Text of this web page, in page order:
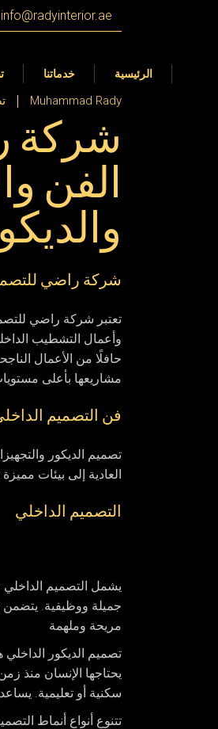
info@radyinterior.ae
الرئيسية خدماتنا
التصميم
التجهيز الداخلي
تصميم
التجهيز الداخلي
تصميم المناظر
Muhammad Rady
شركة
الفن
شركة راضي
تعتبر شركة راضي
وأعمال التشطيب
حافلًا من الأعمال
مشاريعها بأعلى
فن التصميم
تصميم الديكور
العادية إلى بيئات
التصميم الداخلي
يشمل التصميم الداخلي
جميلة ووظيفية. يتضمن
مريحة وملهمة
تصميم الديكور
يحتاجها الإنسان منذ
سكنية أو تعليمية.
تتنوع أنواع أنماط